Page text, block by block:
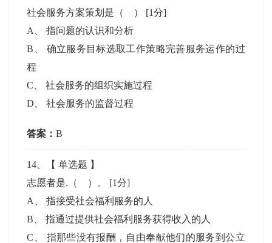
社会服务方案策划是（ ） [1分]
A
、指问题的认识和分析
B
确立服务目标选取工作策略完善服务运作的过
程
C 、社会服务的组织实施过程
D 、社会服务的监督过程
答案：B
14 、【单选题 】
志愿者是.（ ）。 [1分]
A
、指接受社会福利服务的人
B 、指通过提供社会福利服务获得收入的人
C
指那些没有报酬，自由奉献他们的服务到公立